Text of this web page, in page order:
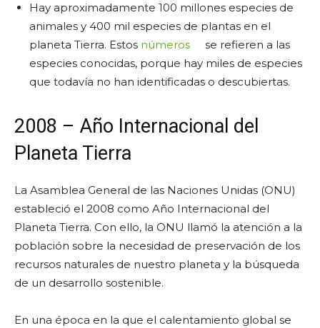
Hay aproximadamente 100 millones especies de
animales y 400 mil especies de plantas en el
planeta Tierra. Estos números
se refieren a las
especies conocidas, porque hay miles de especies
que todavía no han identificadas o descubiertas.
2008 – Año Internacional del
Planeta Tierra
La Asamblea General de las Naciones Unidas (ONU)
estableció el 2008 como Año Internacional del
Planeta Tierra. Con ello, la ONU llamó la atención a la
población sobre la necesidad de preservación de los
recursos naturales de nuestro planeta y la búsqueda
de un desarrollo sostenible.
En una época en la que el calentamiento global se